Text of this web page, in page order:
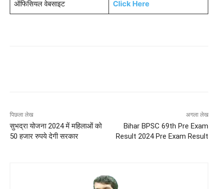
ऑफिसियल वेबसाइट Click Here
पिछला लेख
सुभद्रा योजना 2024 में महिलाओं को
50 हजार रुपये देगी सरकार
अगला लेख
Bihar BPSC 69th Pre Exam
Result 2024 Pre Exam Result